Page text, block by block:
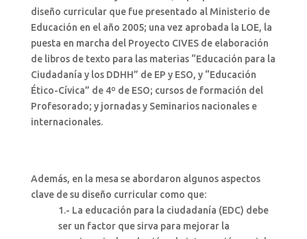
diseño curricular que fue presentado al Ministerio de
Educación en el año 2005; una vez aprobada la LOE, la
puesta en marcha del Proyecto CIVES de elaboración
de libros de texto para las materias “Educación para la
Ciudadanía y los DDHH” de EP y ESO, y “Educación
Ético-Cívica” de 4º de ESO; cursos de formación del
Profesorado; y jornadas y Seminarios nacionales e
internacionales.
Además, en la mesa se abordaron algunos aspectos
clave de su diseño curricular como que:
1.- La educación para la ciudadanía (EDC) debe
ser un factor que sirva para mejorar la